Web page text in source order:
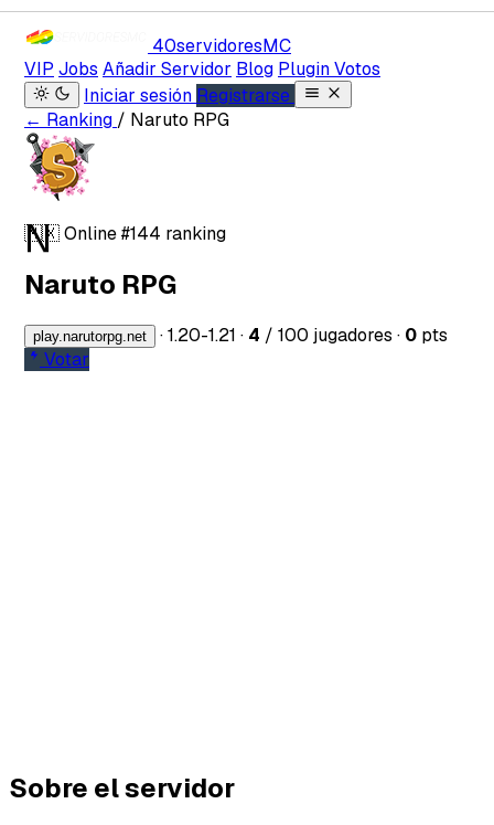
40servidoresMC
VIP Jobs Añadir Servidor Blog Plugin Votos
Iniciar sesión Registrarse
← Ranking / Naruto RPG
N
🇲🇽Online#144 ranking
Naruto RPG
play.narutorpg.net ·1.20-1.21 · 4 / 100 jugadores · 0 pts
Votar
Sobre el servidor